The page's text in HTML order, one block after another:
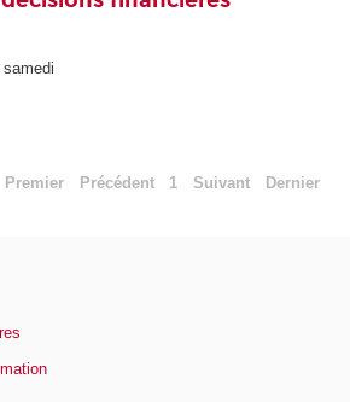
Premier Précédent 1 Suivant Dernier